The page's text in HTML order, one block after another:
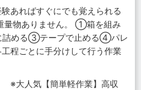
あればすぐにでも覚えられる
量物ありません。 ①箱を組み
詰める③テープで止める④パレ
程ごとに手分けして行う作業
※大人気【簡単軽作業】高収